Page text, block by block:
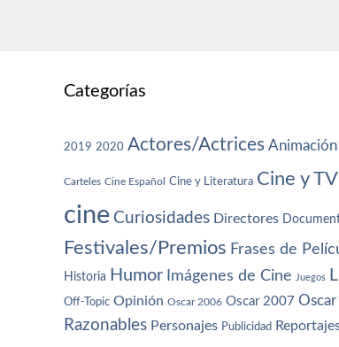
Categorías
2019 2020 Actores/Actrices Animación
Carteles Cine Español Cine y Literatura Cine y TV
cine Curiosidades Directores
Festivales/Premios Frases de
Historia Humor Imágenes de Cine Juegos
Off-Topic Opinión Oscar 2006 Oscar 2007
Razonables Personajes Publicidad